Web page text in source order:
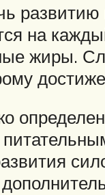
на
жиры.